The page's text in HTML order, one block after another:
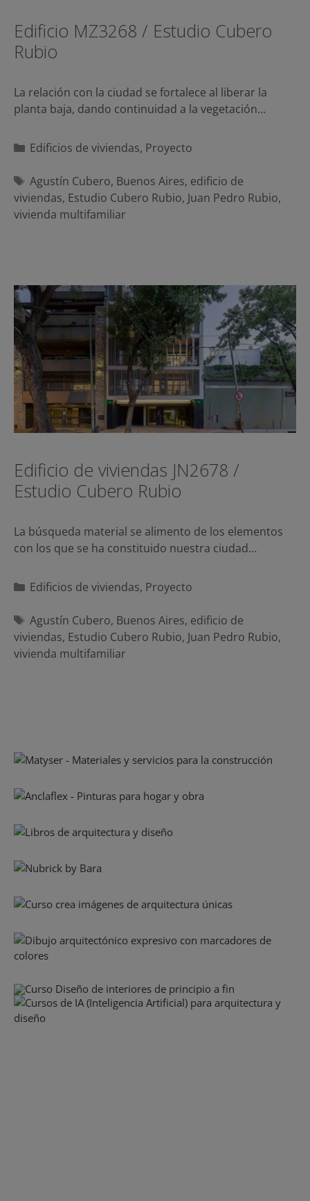
Edificio MZ3268 / Estudio Cubero
Rubio
La relación con la ciudad se fortalece al liberar la
planta baja, dando continuidad a la vegetación…
Categorías
Edificios de viviendas, Proyecto
Etiquetas
Agustín Cubero, Buenos Aires, edificio de
viviendas, Estudio Cubero Rubio, Juan Pedro Rubio,
vivienda multifamiliar
Edificio de viviendas JN2678 /
Estudio Cubero Rubio
La búsqueda material se alimento de los elementos
con los que se ha constituido nuestra ciudad…
Categorías
Edificios de viviendas, Proyecto
Etiquetas
Agustín Cubero, Buenos Aires, edificio de
viviendas, Estudio Cubero Rubio, Juan Pedro Rubio,
vivienda multifamiliar